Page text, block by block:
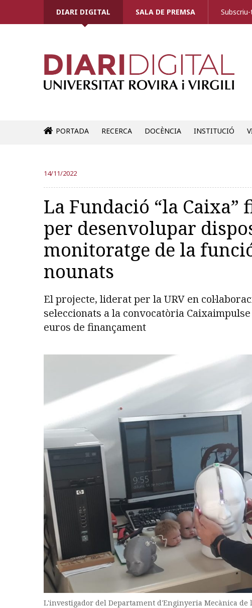
DIARI DIGITAL SALA DE PREMSA
PORTADA RECERCA DOCÈNCIA INSTITUCIÓ
14/11/2022
La Fundació “la
per desenvolupar
monitoratge de la
nounats
El projecte, liderat per la URV en
seleccionats a la convocatòria
euros de finançament
L'investigador del Departament d'Enginyeria Mecànica de